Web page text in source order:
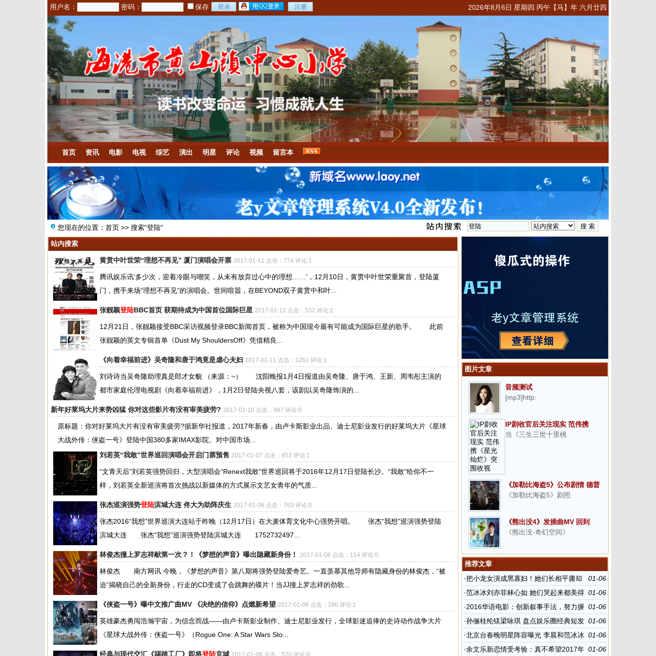
2026年8月6日 星期四 丙午【马】年 六月廿四
用户名： 密码： 保存
首页 资讯 电影 电视 综艺 演出 明星 评论 视频 留言本
您现在的位置： 首页 >> 搜索"登陆"
站内搜索
黄贯中叶世荣“理想不再见” 厦门演唱会开票 2017-01-11 点击：774 评论:1
腾讯娱乐讯'多少次，迎着冷眼与嘲笑，从未有放弃过心中的理想……'，12月10日，黄贯中叶世荣重聚首，登陆厦
门，携手来场“理想不再见”的演唱会。世间喧嚣，在BEYOND双子黄贯中和叶...
张靓颖登陆BBC首页 获期待成为中国首位国际巨星 2017-01-11 点击：532 评论:2
12月21日，张靓颖接受BBC采访视频登录BBC新闻首页，被称为中国现今最有可能成为国际巨星的歌手。 此前
张靓颖的英文专辑首单《Dust My ShouldersOff》凭借精良...
《向着幸福前进》吴奇隆和唐于鸿竟是虐心夫妇 2017-01-11 点击：1261 评论:1
刘诗诗当吴奇隆助理真是郎才女貌 （来源：~） 沈阳晚报1月4日报道由吴奇隆、唐于鸿、王新、周韦彤主演的
都市家庭伦理电视剧《向着幸福前进》，1月2日登陆央视八套，该剧以吴奇隆饰演的...
新年好莱坞大片来势凶猛 你对这些影片有没有审美疲劳? 2017-01-10 点击：997 评论:0
原标题：你对好莱坞大片有没有审美疲劳?据新华社报道，2017年新春，由卢卡斯影业出品、迪士尼影业发行的好莱坞大片《星球
大战外传：侠盗一号》登陆中国380多家IMAX影院。对中国市场...
刘若英“我敢”世界巡回演唱会开启门票预售 2017-01-07 点击：853 评论:1
“文青天后”刘若英强势回归，大型演唱会“Renext我敢”世界巡回将于2016年12月17日登陆长沙。“我敢”给你不一
样，刘若英全新巡演将首次挑战以新媒体的方式展示文艺女青年的气质...
张杰巡演强势登陆滨城大连 佟大为助阵庆生 2017-01-06 点击：763 评论:0
张杰2016“我想”世界巡演大连站于昨晚（12月17日）在大麦体育文化中心强势开唱。 张杰“我想”巡演强势登陆
滨城大连 张杰“我想”巡演强势登陆滨城大连 1752732497...
林俊杰撞上罗志祥献第一次？！《梦想的声音》曝出隐藏新身份！ 2017-01-06 点击：154 评论:0
林俊杰 南方网讯 今晚，《梦想的声音》第八期将强势登陆爱奇艺。一直羡慕其他导师有隐藏身份的林俊杰，“被
迫”揭晓自己的全新身份，行走的CD变成了会跳舞的碟片！当JJ撞上罗志祥的劲歌...
《侠盗一号》曝中文推广曲MV 《决绝的信仰》点燃新希望 2017-01-06 点击：280 评论:1
英雄豪杰勇闯浩瀚宇宙，为信念而战——由卢卡斯影业制作、迪士尼影业发行，全球影迷追捧的史诗动作战争大片
《星球大战外传：侠盗一号》（Rogue One: A Star Wars Sto...
经典与现代交汇《踢踏工厂》即将登陆京城 2017-01-06 点击：570 评论:0
图片文章
音频测试
[mp3]http:
IP剧收官后关注现实 范伟携
《星光灿烂》突围收视
当《三生三世十里桃
《加勒比海盗5》公布剧情 德普
重返冒险之旅
《加勒比海盗5》剧照
《熊出没4》发插曲MV 回到
与“熊”相伴的纯真岁月
《熊出没-奇幻空间》
推荐文章
01-06
·把小龙女演成黑寡妇！她们长相平庸却
硬要演绝世美女
01-06
·范冰冰刘亦菲林心如 她们哭起来都美得
让人心疼
01-06
·2016华语电影：创新叙事手法，努力摒
弃陈词滥调
01-06
·孙俪桂纶镁梁咏琪 盘点娱乐圈经典短发
女神
01-06
·北京台春晚明星阵容曝光 李晨和范冰冰
登台演出
01-06
·余文乐新恋情受考验：真不希望2017年